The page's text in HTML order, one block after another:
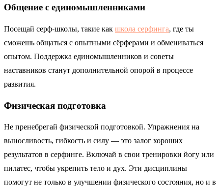
Общение с единомышленниками
Посещай серф-школы, такие как школа серфинга, где ты
сможешь общаться с опытными сёрферами и обмениваться
опытом. Поддержка единомышленников и советы
наставников станут дополнительной опорой в процессе
развития.
Физическая подготовка
Не пренебрегай физической подготовкой. Упражнения на
выносливость, гибкость и силу — это залог хороших
результатов в серфинге. Включай в свои тренировки йогу или
пилатес, чтобы укрепить тело и дух. Эти дисциплины
помогут не только в улучшении физического состояния, но и в